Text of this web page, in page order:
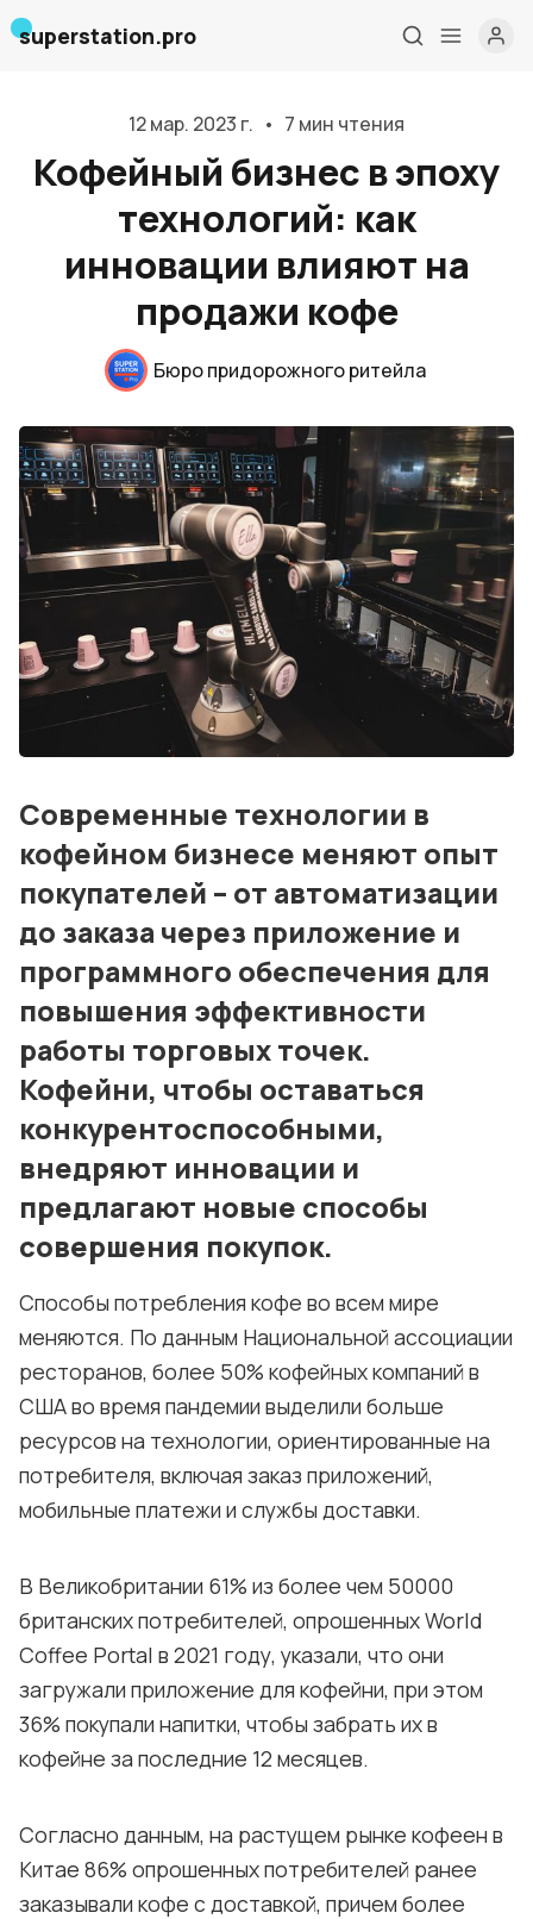
Главная
О нас
Дизайн и проектирование
Консалтинг и обучение
Блог
Лучшие АЗС мира
Мнения
Подписка
Условия использования материалов
Политика конфиденциальности и cookie
superstation.pro
12 мар. 2023 г. • 7 мин чтения
Кофейный бизнес в эпоху
технологий: как
инновации влияют на
продажи кофе
Бюро придорожного ритейла
Современные технологии в
кофейном бизнесе меняют опыт
покупателей – от автоматизации
до заказа через приложение и
программного обеспечения для
повышения эффективности
работы торговых точек.
Кофейни, чтобы оставаться
конкурентоспособными,
внедряют инновации и
предлагают новые способы
совершения покупок.
Способы потребления кофе во всем мире
меняются. По данным Национальной ассоциации
ресторанов, более 50% кофейных компаний в
США во время пандемии выделили больше
ресурсов на технологии, ориентированные на
потребителя, включая заказ приложений,
мобильные платежи и службы доставки.
В Великобритании 61% из более чем 50000
британских потребителей, опрошенных World
Coffee Portal в 2021 году, указали, что они
загружали приложение для кофейни, при этом
36% покупали напитки, чтобы забрать их в
кофейне за последние 12 месяцев.
Согласно данным, на растущем рынке кофеен в
Китае 86% опрошенных потребителей ранее
заказывали кофе с доставкой, причем более